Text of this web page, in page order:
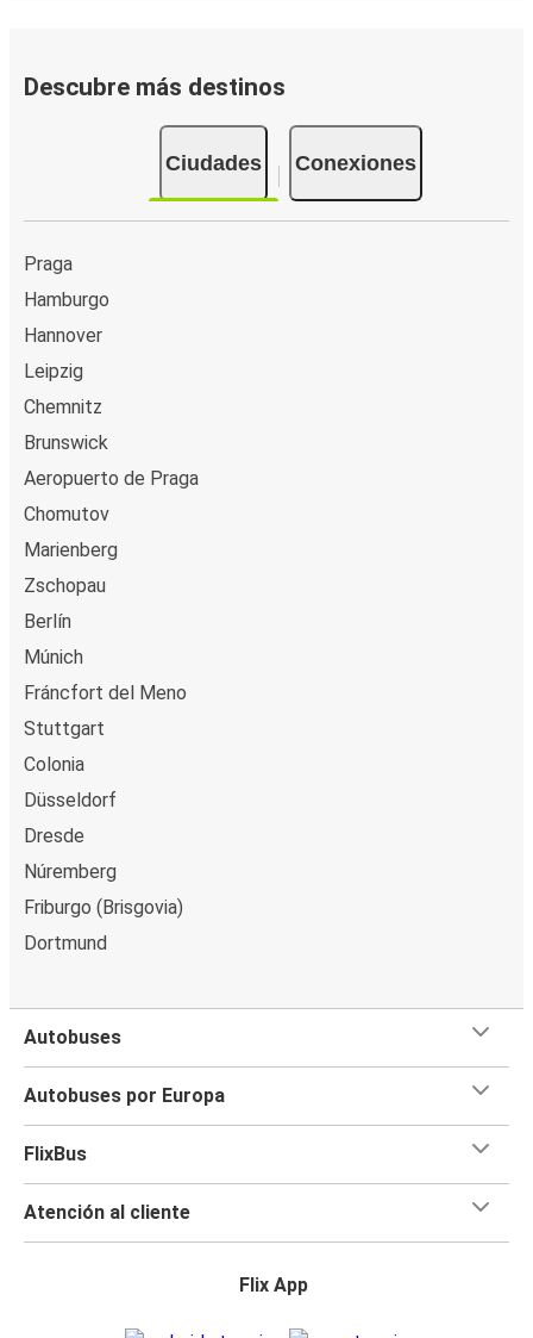
Descubre más destinos
Ciudades Conexiones
Praga
Hamburgo
Hannover
Leipzig
Chemnitz
Brunswick
Aeropuerto de Praga
Chomutov
Marienberg
Zschopau
Berlín
Múnich
Fráncfort del Meno
Stuttgart
Colonia
Düsseldorf
Dresde
Núremberg
Friburgo (Brisgovia)
Dortmund
Autobuses
Autobuses por Europa
FlixBus
Atención al cliente
Flix App